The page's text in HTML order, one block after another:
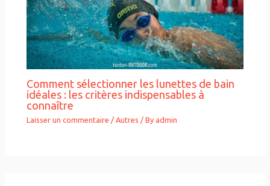
Comment sélectionner les lunettes de bain
idéales : les critères indispensables à
connaître
Laisser un commentaire /Autres / By admin